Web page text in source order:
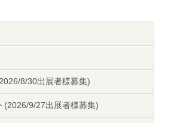
8/30出展者様募集)
(2026/9/27出展者様募集)